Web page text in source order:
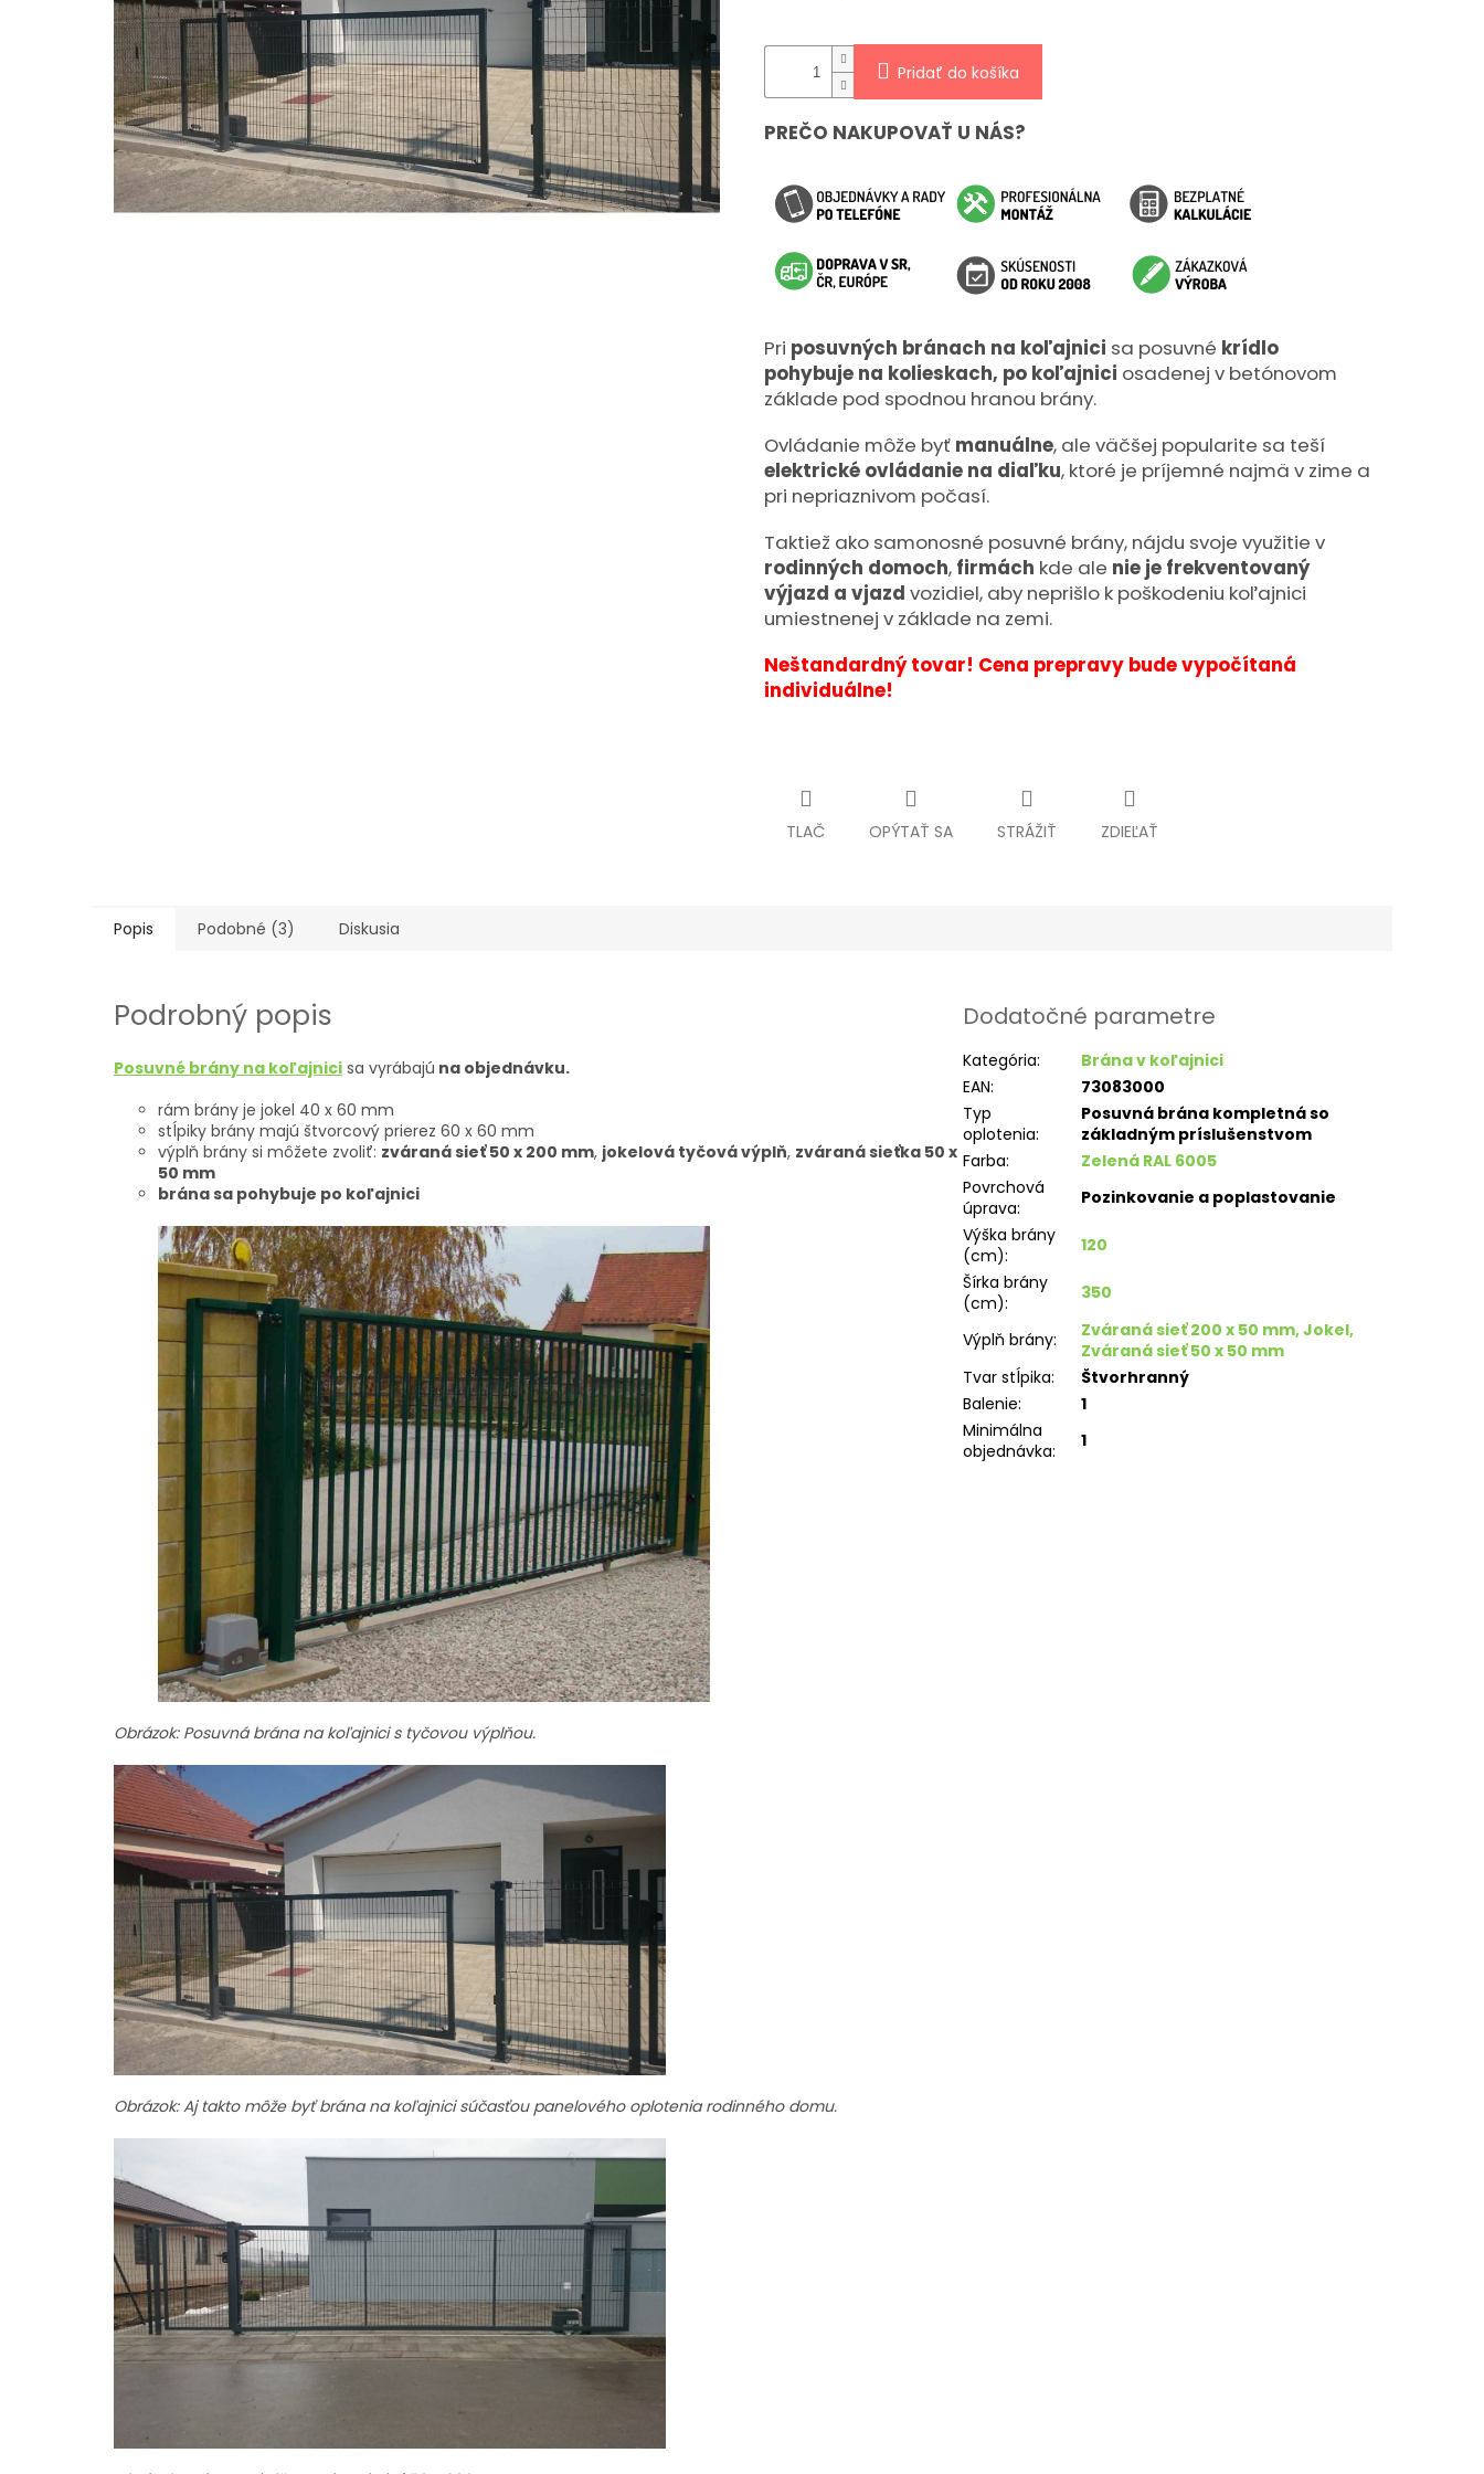
Pridať do košíka
PREČO NAKUPOVAŤ U NÁS?
Pri posuvných bránach na koľajnici sa posuvné krídlo
pohybuje na kolieskach, po koľajnici osadenej v betónovom
základe pod spodnou hranou brány.
Ovládanie môže byť manuálne, ale väčšej popularite sa teší
elektrické ovládanie na diaľku, ktoré je príjemné najmä v zime a
pri nepriaznivom počasí.
Taktiež ako samonosné posuvné brány, nájdu svoje využitie v
rodinných domoch, firmách kde ale nie je frekventovaný
výjazd a vjazd vozidiel, aby neprišlo k poškodeniu koľajnici
umiestnenej v základe na zemi.
Neštandardný tovar! Cena prepravy bude vypočítaná
individuálne!
TLAČ OPÝTAŤ SA STRÁŽIŤ ZDIEĽAŤ
Popis Podobné (3) Diskusia
Podrobný popis
Posuvné brány na koľajnici sa vyrábajú na objednávku.
rám brány je jokel 40 x 60 mm
stĺpiky brány majú štvorcový prierez 60 x 60 mm
výplň brány si môžete zvoliť: zváraná sieť 50 x 200 mm, jokelová tyčová výplň, zváraná sieťka 50 x
50 mm
brána sa pohybuje po koľajnici
Obrázok: Posuvná brána na koľajnici s tyčovou výplňou.
Obrázok: Aj takto môže byť brána na koľajnici súčasťou panelového oplotenia rodinného domu.
Dodatočné parametre
Kategória:
Brána v koľajnici
EAN:
73083000
Typ
oplotenia:
Posuvná brána kompletná so
základným príslušenstvom
Farba:
Zelená RAL 6005
Povrchová
úprava:
Pozinkovanie a poplastovanie
Výška brány
(cm):
120
Šírka brány
(cm): 350
Výplň brány:
Zváraná sieť 200 x 50 mm, Jokel,
Zváraná sieť 50 x 50 mm
Tvar stĺpika:
Štvorhranný
Balenie:
1
Minimálna
objednávka: 1